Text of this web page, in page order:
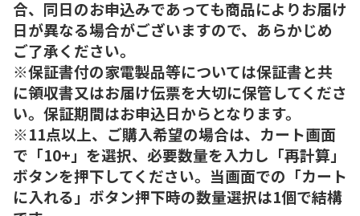
合、同日のお申込みであっても商品によりお届け
日が異なる場合がございますので、あらかじめ
ご了承ください。
※保証書付の家電製品等については保証書と共
に領収書又はお届け伝票を大切に保管してくださ
い。保証期間はお申込日からとなります。
※11点以上、ご購入希望の場合は、カート画面
で「10+」を選択、必要数量を入力し「再計算」
ボタンを押下してください。当画面での「カート
に入れる」ボタン押下時の数量選択は1個で結構